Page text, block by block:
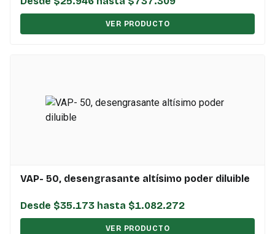
VER PRODUCTO
VAP- 50, desengrasante altísimo poder diluible
Desde $35.173 hasta $1.082.272
VER PRODUCTO